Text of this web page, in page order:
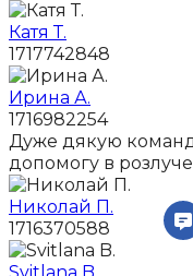
Катя Т.
1717742848
Ирина А.
1716982254
Дуже дякую
допомогу в
Николай П.
1716370588
Svitlana B.